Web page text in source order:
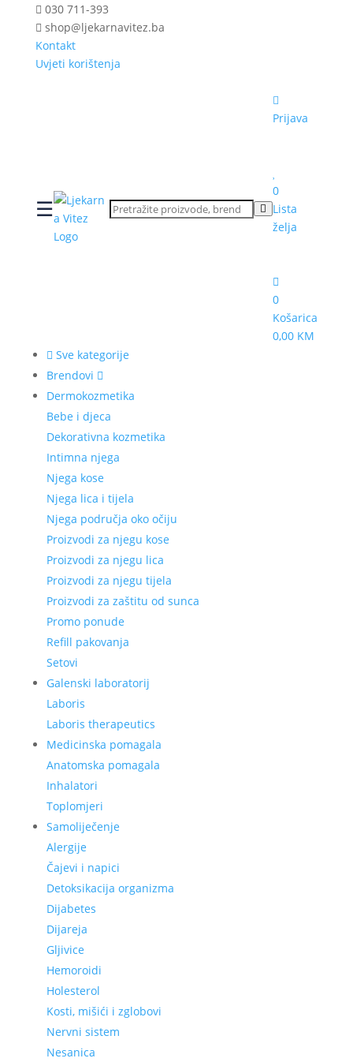
030 711-393
shop@ljekarnavitez.ba
Kontakt
Uvjeti korištenja
☰
Prijava
0
Lista
želja
0
Košarica
0,00 KM
Sve kategorije
Brendovi
Dermokozmetika
Bebe i djeca
Dekorativna kozmetika
Intimna njega
Njega kose
Njega lica i tijela
Njega područja oko očiju
Proizvodi za njegu kose
Proizvodi za njegu lica
Proizvodi za njegu tijela
Proizvodi za zaštitu od sunca
Promo ponude
Refill pakovanja
Setovi
Galenski laboratorij
Laboris
Laboris therapeutics
Medicinska pomagala
Anatomska pomagala
Inhalatori
Toplomjeri
Samoliječenje
Alergije
Čajevi i napici
Detoksikacija organizma
Dijabetes
Dijareja
Gljivice
Hemoroidi
Holesterol
Kosti, mišići i zglobovi
Nervni sistem
Nesanica